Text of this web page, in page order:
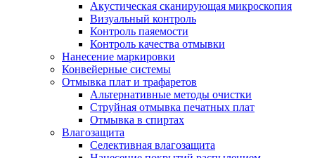
Акустическая сканирующая микроскопия
Визуальный контроль
Контроль паяемости
Контроль качества отмывки
Нанесение маркировки
Конвейерные системы
Отмывка плат и трафаретов
Альтернативные методы очистки
Струйная отмывка печатных плат
Отмывка в спиртах
Влагозащита
Селективная влагозащита